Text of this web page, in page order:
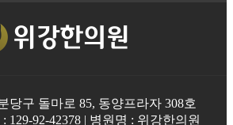
당구 돌마로 85, 동양프라자 308호
129-92-42378 | 병원명 : 위강한의원